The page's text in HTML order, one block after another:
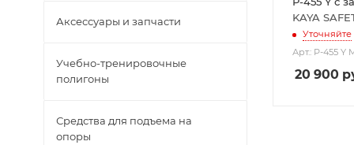
KAYA
Уточняйте
Арт.: P-455 Y
20 900
Аксессуары и запчасти
Учебно-тренировочные
полигоны
Средства для подъема на
опоры